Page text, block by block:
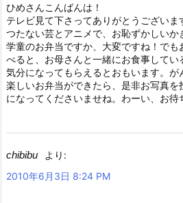
ひめさんこんばんは！
テレビ見て下さってありがとうございま
つたない芸とアニメで、お恥ずかしいか
学童のお弁当ですか、大変ですね！でも
べると、お母さんと一緒にお食事して
気分になってもらえるとおもいます。が
楽しいお弁当ができたら、是非お写真を
になってくださいませね。わーい、お待
chibibu
より:
2010年6月3日 8:24 PM